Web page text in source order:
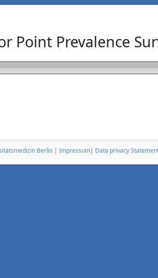
Point Prevalence
Berlin | Impressum| Data privacy